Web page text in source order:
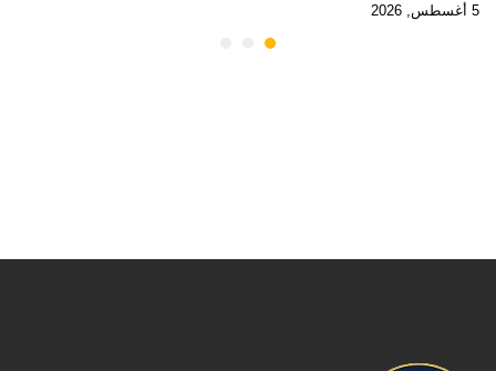
5 أغسطس, 2026